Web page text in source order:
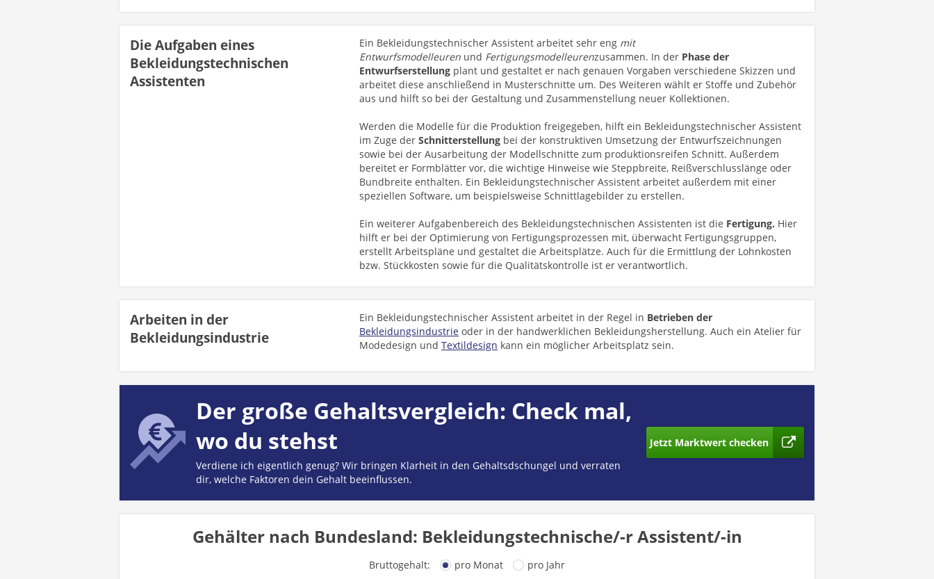
Die Aufgaben eines
Bekleidungstechnischen
Assistenten
Ein Bekleidungstechnischer Assistent arbeitet sehr eng mit
Entwurfsmodelleuren und Fertigungsmodelleurenzusammen. In der Phase der
Entwurfserstellung plant und gestaltet er nach genauen Vorgaben verschiedene Skizzen und
arbeitet diese anschließend in Musterschnitte um. Des Weiteren wählt er Stoffe und Zubehör
aus und hilft so bei der Gestaltung und Zusammenstellung neuer Kollektionen.
Werden die Modelle für die Produktion freigegeben, hilft ein Bekleidungstechnischer Assistent
im Zuge der Schnitterstellung bei der konstruktiven Umsetzung der Entwurfszeichnungen
sowie bei der Ausarbeitung der Modellschnitte zum produktionsreifen Schnitt. Außerdem
bereitet er Formblätter vor, die wichtige Hinweise wie Steppbreite, Reißverschlusslänge oder
Bundbreite enthalten. Ein Bekleidungstechnischer Assistent arbeitet außerdem mit einer
speziellen Software, um beispielsweise Schnittlagebilder zu erstellen.
Ein weiterer Aufgabenbereich des Bekleidungstechnischen Assistenten ist die Fertigung. Hier
hilft er bei der Optimierung von Fertigungsprozessen mit, überwacht Fertigungsgruppen,
erstellt Arbeitspläne und gestaltet die Arbeitsplätze. Auch für die Ermittlung der Lohnkosten
bzw. Stückkosten sowie für die Qualitätskontrolle ist er verantwortlich.
Arbeiten in der
Bekleidungsindustrie
Ein Bekleidungstechnischer Assistent arbeitet in der Regel in Betrieben der
Bekleidungsindustrie oder in der handwerklichen Bekleidungsherstellung. Auch ein Atelier für
Modedesign und Textildesign kann ein möglicher Arbeitsplatz sein.
Der große Gehaltsvergleich: Check mal,
wo du stehst
Verdiene ich eigentlich genug? Wir bringen Klarheit in den Gehaltsdschungel und verraten
dir, welche Faktoren dein Gehalt beeinflussen.
Jetzt Marktwert checken
Gehälter nach Bundesland: Bekleidungstechnische/-r Assistent/-in
Bruttogehalt: pro Monat pro Jahr